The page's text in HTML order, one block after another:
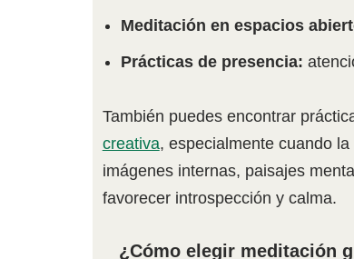
Meditación en espacios
Prácticas de presencia:
También puedes encontrar
creativa, especialmente cuando
imágenes internas, paisajes
favorecer introspección y calma.
¿Cómo elegir meditación